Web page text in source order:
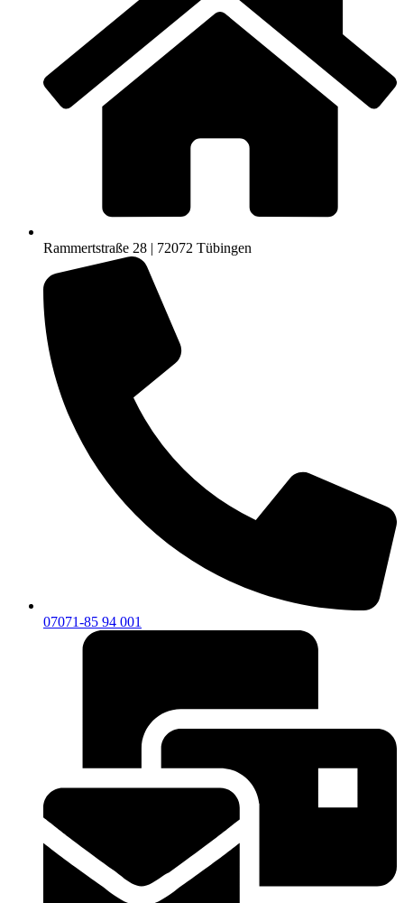
Rammertstraße 28 | 72072 Tübingen
07071-85 94 001